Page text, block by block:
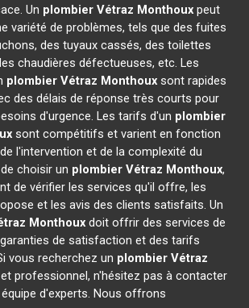
Un plombier Vétraz Monthoux peut
variété de problèmes, tels que des fuites
des tuyaux cassés, des toilettes
chaudières défectueuses, etc. Les
plombier Vétraz Monthoux sont rapides
des délais de réponse très courts pour
d'urgence. Les tarifs d'un plombier
sont compétitifs et varient en fonction
l'intervention et de la complexité du
choisir un plombier Vétraz Monthoux,
de vérifier les services qu'il offre, les
et les avis des clients satisfaits. Un
Monthouxdoit offrir des services de
de satisfaction et des tarifs
vous recherchez un plombier Vétraz
professionnel, n'hésitez pas à contacter
d'experts. Nous offrons